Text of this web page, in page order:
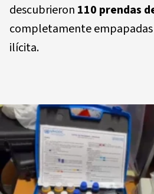
descubrieron 110 prendas
completamente
ilícita.